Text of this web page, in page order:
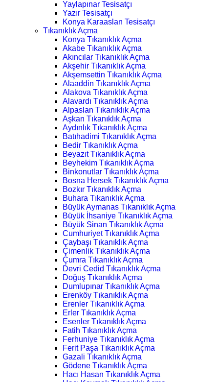
Yaylapınar Tesisatçı
Yazır Tesisatçı
Konya Karaaslan Tesisatçı
Tıkanıklık Açma
Konya Tıkanıklık Açma
Akabe Tıkanıklık Açma
Akıncılar Tıkanıklık Açma
Akşehir Tıkanıklık Açma
Akşemsettin Tıkanıklık Açma
Alaaddin Tıkanıklık Açma
Alakova Tıkanıklık Açma
Alavardı Tıkanıklık Açma
Alpaslan Tıkanıklık Açma
Aşkan Tıkanıklık Açma
Aydınlık Tıkanıklık Açma
Batıhadimi Tıkanıklık Açma
Bedir Tıkanıklık Açma
Beyazıt Tıkanıklık Açma
Beyhekim Tıkanıklık Açma
Binkonutlar Tıkanıklık Açma
Bosna Hersek Tıkanıklık Açma
Bozkır Tıkanıklık Açma
Buhara Tıkanıklık Açma
Büyük Aymanas Tıkanıklık Açma
Büyük İhsaniye Tıkanıklık Açma
Büyük Sinan Tıkanıklık Açma
Cumhuriyet Tıkanıklık Açma
Çaybaşı Tıkanıklık Açma
Çimenlik Tıkanıklık Açma
Çumra Tıkanıklık Açma
Devri Cedid Tıkanıklık Açma
Doğuş Tıkanıklık Açma
Dumlupınar Tıkanıklık Açma
Erenköy Tıkanıklık Açma
Erenler Tıkanıklık Açma
Erler Tıkanıklık Açma
Esenler Tıkanıklık Açma
Fatih Tıkanıklık Açma
Ferhuniye Tıkanıklık Açma
Ferit Paşa Tıkanıklık Açma
Gazali Tıkanıklık Açma
Gödene Tıkanıklık Açma
Hacı Hasan Tıkanıklık Açma